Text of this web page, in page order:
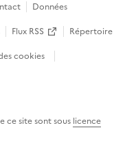
Données
Flux RSS
Répertoire
cookies
ce site sont sous licence